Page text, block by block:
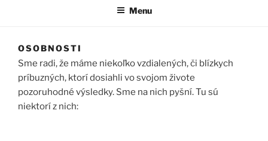
Menu
OSOBNOSTI
Sme radi, že máme niekoľko vzdialených, či blízkych
príbuzných, ktorí dosiahli vo svojom živote
pozoruhodné výsledky. Sme na nich pyšní. Tu sú
niektorí z nich: